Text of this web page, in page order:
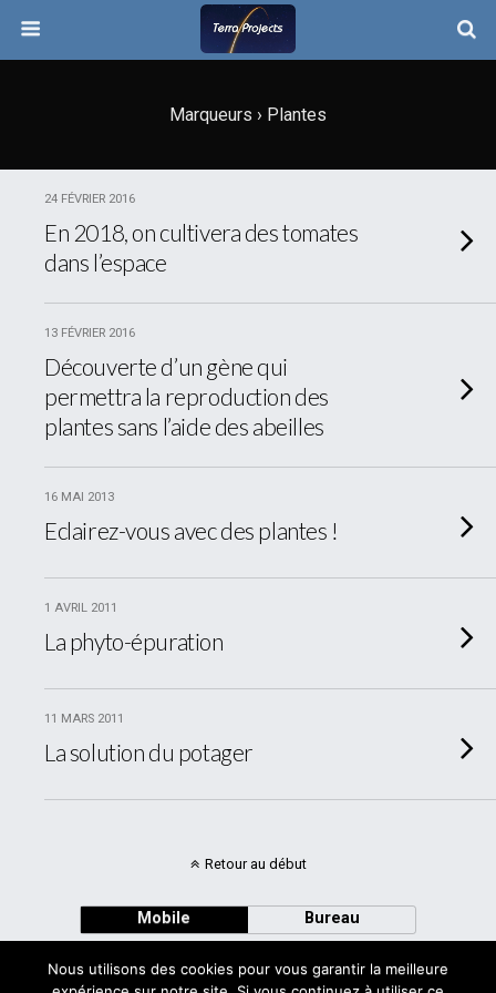
Marqueurs › Plantes
24 FÉVRIER 2016
En 2018, on cultivera des tomates
dans l’espace
13 FÉVRIER 2016
Découverte d’un gène qui
permettra la reproduction des
plantes sans l’aide des abeilles
16 MAI 2013
Eclairez-vous avec des plantes !
1 AVRIL 2011
La phyto-épuration
11 MARS 2011
La solution du potager
Retour au début
Mobile Bureau
Nous utilisons des cookies pour vous garantir la meilleure